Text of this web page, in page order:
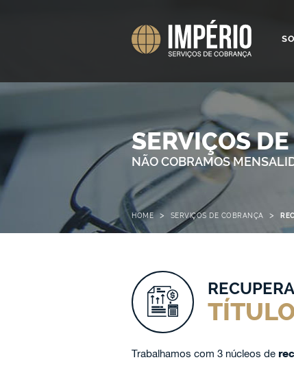
SERVIÇOS
NÃO COBRAMOS
HOME > SERVIÇOS DE COBRANÇA >
Trabalhamos com 3 núcleos de